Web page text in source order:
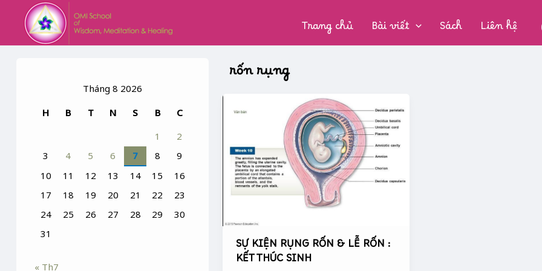
content
Trang chủ Bài viết Sách Liên hệ
Tháng 8 2026
H
B T N S B
C
1
2
3
4 5 6 7 8
9
10
11 12 13 14 15
16
17
18 19 20 21 22
23
24
25 26 27 28 29
30
31
« Th7
rốn rụng
SỰ KIỆN RỤNG RỐN & LỄ RỐN :
KẾT THÚC SINH
KIỆN
RỐN
&
LỄ
RỐN
SINH